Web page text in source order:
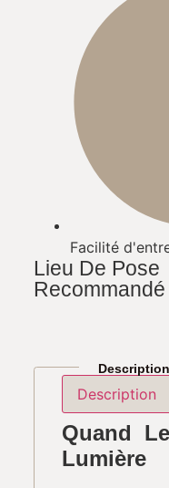
Facilité
Lieu De Pose
Recommandé
Description
Quand
Lumière